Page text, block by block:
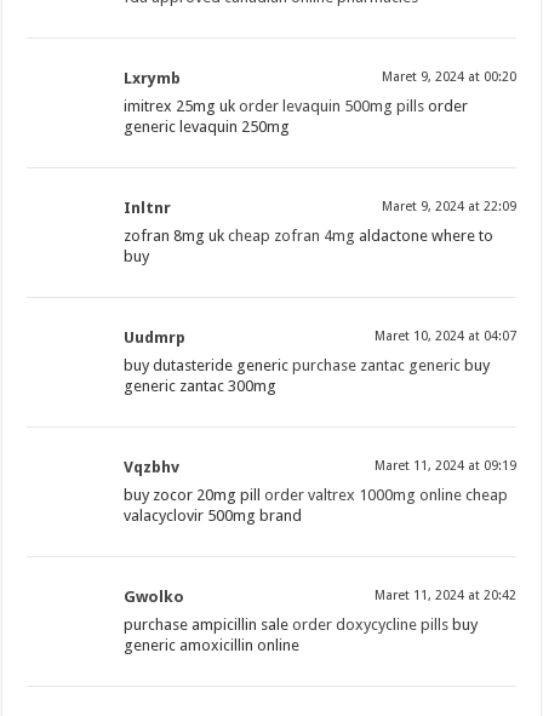
Lxrymb Maret 9, 2024 at 00:20
imitrex 25mg ukorder levaquin 500mg pills order
generic levaquin 250mg
Inltnr Maret 9, 2024 at 22:09
zofran 8mg ukcheap zofran 4mg aldactone where to
buy
Uudmrp Maret 10, 2024 at 04:07
buy dutasteride genericpurchase zantac generic buy
generic zantac 300mg
Vqzbhv Maret 11, 2024 at 09:19
buy zocor 20mg pillorder valtrex 1000mg online cheap
valacyclovir 500mg brand
Gwolko Maret 11, 2024 at 20:42
purchase ampicillin saleorder doxycycline pills buy
generic amoxicillin online